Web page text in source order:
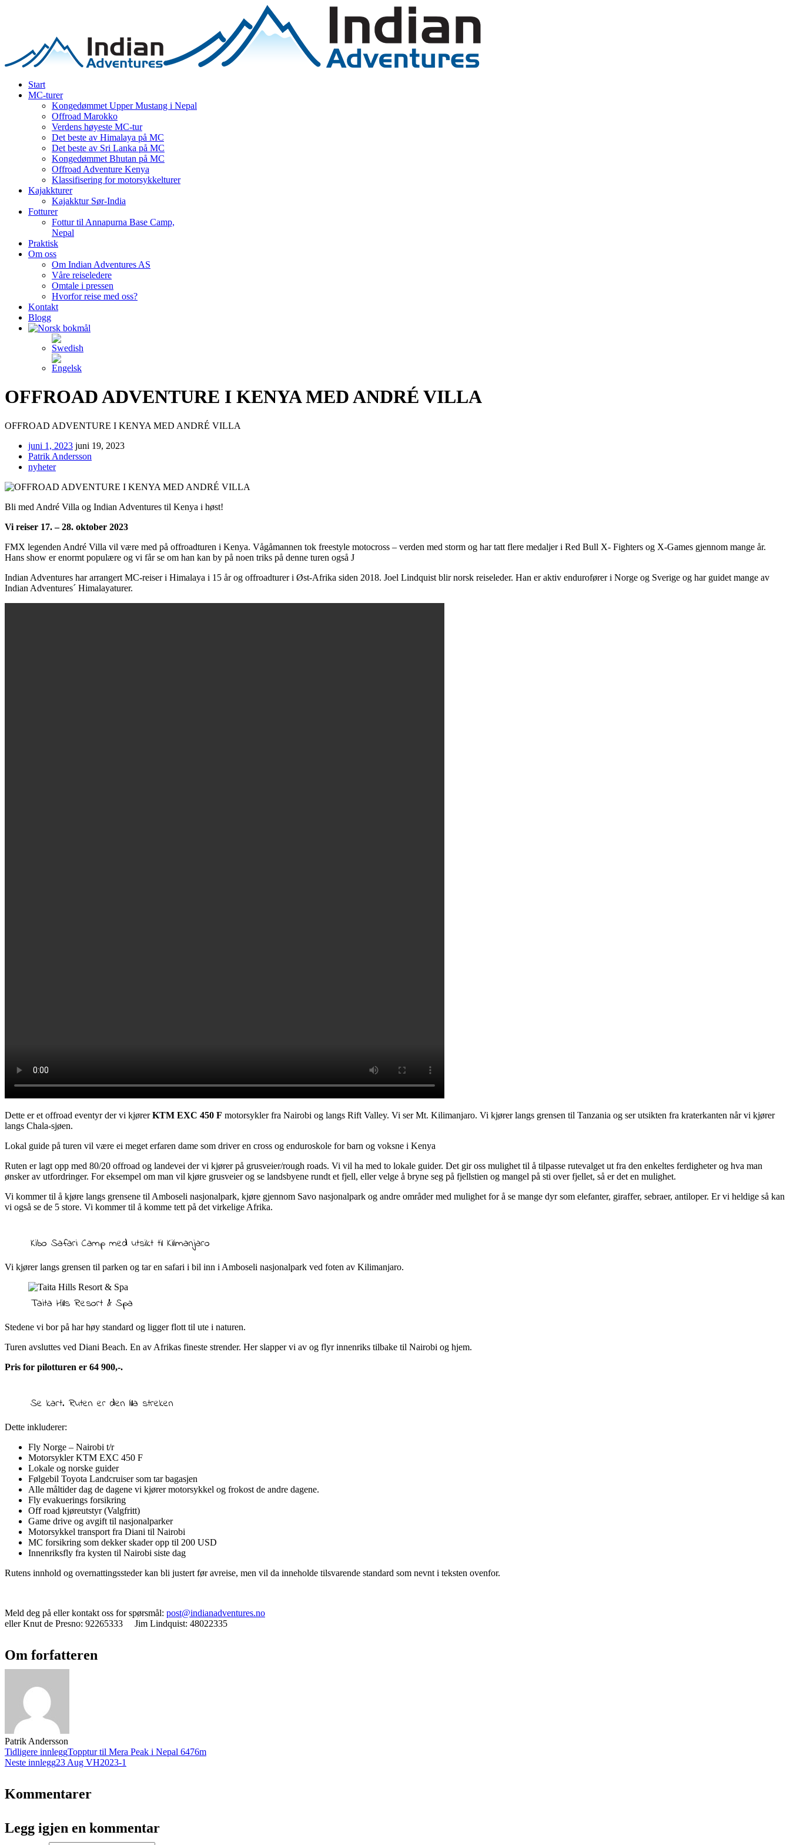
Start
MC-turer
Kongedømmet Upper Mustang i Nepal
Offroad Marokko
Verdens høyeste MC-tur
Det beste av Himalaya på MC
Det beste av Sri Lanka på MC
Kongedømmet Bhutan på MC
Offroad Adventure Kenya
Klassifisering for motorsykkelturer
Kajakkturer
Kajakktur Sør-India
Fotturer
Fottur til Annapurna Base Camp,
Nepal
Praktisk
Om oss
Om Indian Adventures AS
Våre reiseledere
Omtale i pressen
Hvorfor reise med oss?
Kontakt
Blogg
OFFROAD ADVENTURE I KENYA MED ANDRÉ VILLA
OFFROAD ADVENTURE I KENYA MED ANDRÉ VILLA
juni 1, 2023 juni 19, 2023
Patrik Andersson
nyheter
Bli med André Villa og Indian Adventures til Kenya i høst!
Vi reiser 17. – 28. oktober 2023
FMX legenden André Villa vil være med på offroadturen i Kenya. Vågåmannen tok freestyle motocross – verden med storm og har tatt flere medaljer i Red Bull X- Fighters og X-Games gjennom mange år.
Hans show er enormt populære og vi får se om han kan by på noen triks på denne turen også J
Indian Adventures har arrangert MC-reiser i Himalaya i 15 år og offroadturer i Øst-Afrika siden 2018. Joel Lindquist blir norsk reiseleder. Han er aktiv endurofører i Norge og Sverige og har guidet mange av
Indian Adventures´ Himalayaturer.
Dette er et offroad eventyr der vi kjørerKTM EXC 450 F motorsykler fra Nairobi og langs Rift Valley. Vi ser Mt. Kilimanjaro. Vi kjører langs grensen til Tanzania og ser utsikten fra kraterkanten når vi kjører
langs Chala-sjøen.
Lokal guide på turen vil være ei meget erfaren dame som driver en cross og enduroskole for barn og voksne i Kenya
Ruten er lagt opp med 80/20 offroad og landevei der vi kjører på grusveier/rough roads. Vi vil ha med to lokale guider. Det gir oss mulighet til å tilpasse rutevalget ut fra den enkeltes ferdigheter og hva man
ønsker av utfordringer. For eksempel om man vil kjøre grusveier og se landsbyene rundt et fjell, eller velge å bryne seg på fjellstien og mangel på sti over fjellet, så er det en mulighet.
Vi kommer til å kjøre langs grensene til Amboseli nasjonalpark, kjøre gjennom Savo nasjonalpark og andre områder med mulighet for å se mange dyr som elefanter, giraffer, sebraer, antiloper. Er vi heldige så kan
vi også se de 5 store. Vi kommer til å komme tett på det virkelige Afrika.
Kibo Safari Camp med utsikt til Kilimanjaro
Vi kjører langs grensen til parken og tar en safari i bil inn i Amboseli nasjonalpark ved foten av Kilimanjaro.
Taita Hills Resort & Spa
Stedene vi bor på har høy standard og ligger flott til ute i naturen.
Turen avsluttes ved Diani Beach. En av Afrikas fineste strender. Her slapper vi av og flyr innenriks tilbake til Nairobi og hjem.
Pris for pilotturen er 64 900,-.
Se kart. Ruten er den lilla streken
Dette inkluderer:
Fly Norge – Nairobi t/r
Motorsykler KTM EXC 450 F
Lokale og norske guider
Følgebil Toyota Landcruiser som tar bagasjen
Alle måltider dag de dagene vi kjører motorsykkel og frokost de andre dagene.
Fly evakuerings forsikring
Off road kjøreutstyr (Valgfritt)
Game drive og avgift til nasjonalparker
Motorsykkel transport fra Diani til Nairobi
MC forsikring som dekker skader opp til 200 USD
Innenriksfly fra kysten til Nairobi siste dag
Rutens innhold og overnattingssteder kan bli justert før avreise, men vil da inneholde tilsvarende standard som nevnt i teksten ovenfor.
Meld deg på eller kontakt oss for spørsmål: post@indianadventures.no
eller Knut de Presno: 92265333 Jim Lindquist: 48022335
Om forfatteren
Patrik Andersson
Tidligere innleggTopptur til Mera Peak i Nepal 6476m
Neste innlegg23 Aug VH2023-1
Kommentarer
Legg igjen en kommentar